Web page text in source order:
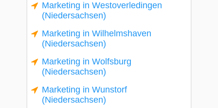
Marketing in Westoverledingen
(Niedersachsen)
Marketing in Wilhelmshaven
(Niedersachsen)
Marketing in Wolfsburg
(Niedersachsen)
Marketing in Wunstorf
(Niedersachsen)